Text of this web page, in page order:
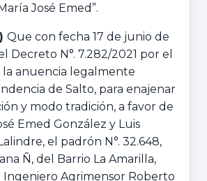
José Emed”.
Que con fecha 17 de junio de
Decreto N°. 7.282/2021 por el
la anuencia legalmente
de Salto, para enajenar
y modo tradición, a favor de
Emed González y Luis
el padrón N°. 32.648,
Ñ, del Barrio La Amarilla,
Agrimensor Roberto